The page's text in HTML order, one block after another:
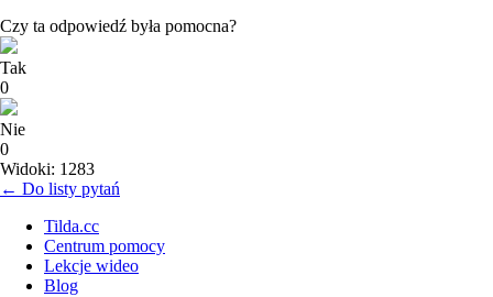
Czy ta odpowiedź była pomocna?
Tak
0
Nie
0
Widoki: 1283
← Do listy pytań
Tilda.cc
Centrum pomocy
Lekcje wideo
Blog